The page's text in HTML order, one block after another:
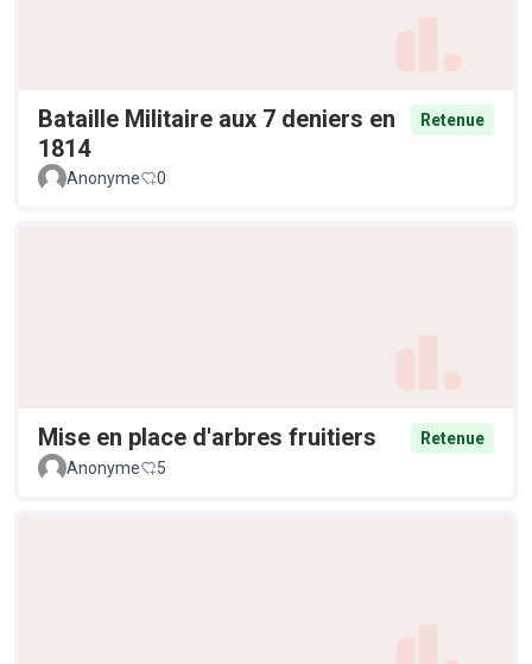
Bataille Militaire aux 7 deniers en
1814
Retenue
Anonyme 0
Mise en place d'arbres fruitiers
Retenue
Anonyme
5